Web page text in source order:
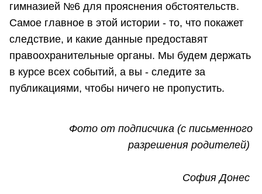
гимназией №6 для прояснения обстоятельств.
Самое главное в этой истории - то, что покажет
следствие, и какие данные предоставят
правоохранительные органы. Мы будем держать
в курсе всех событий, а вы - следите за
публикациями, чтобы ничего не пропустить.
Фото от подписчика (с письменного
разрешения родителей)
София Донес